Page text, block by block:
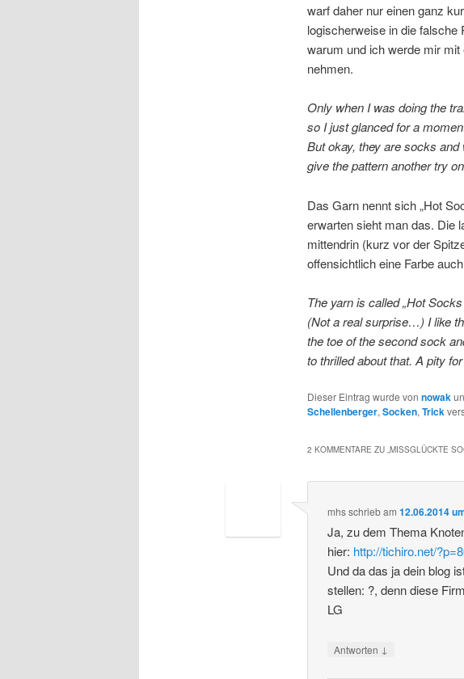
warf daher nur einen ganz
logischerweise in die
warum und ich werde mir
nehmen.
Only when I was doing the
so I just glanced for a
But okay, they are socks
give the pattern another try
Das Garn nennt sich „Hot
erwarten sieht man das. Die
mittendrin (kurz vor der
offensichtlich eine Farbe
The yarn is called „Hot
(Not a real surprise…) I like
the toe of the second sock
to thrilled about that. A pity
Dieser Eintrag wurde von nowak
Schellenberger,Socken,Trick
2 KOMMENTARE ZU „MISSGLÜCKTE
mhsschriebam12.06.2014
Ja, zu dem Thema
hier: http://tichiro.net/
Und da das ja dein blog
stellen: ?, denn diese
LG
Antworten ↓